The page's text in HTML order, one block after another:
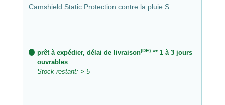
Camshield Static Protection contre la pluie S
prêt à expédier, délai de livraison(DE)** 1 à 3 jours
ouvrables
Stock restant: > 5